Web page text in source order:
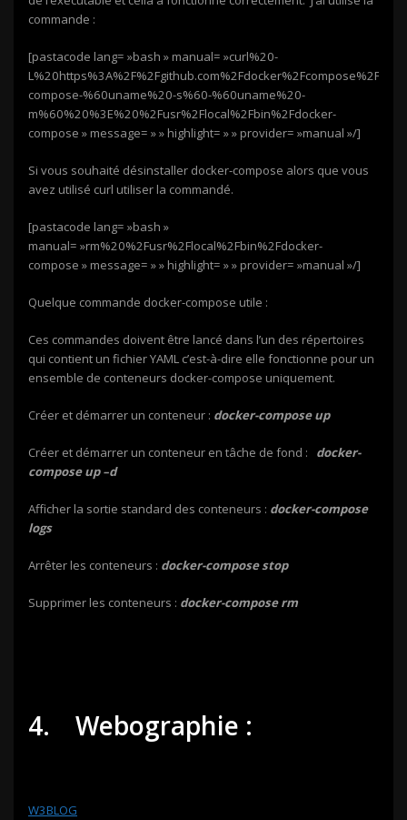
commande :
[pastacode lang= »bash » manual= »curl%20-
compose-%60uname%20-s%60-%60uname%20-
m%60%20%3E%20%2Fusr%2Flocal%2Fbin%2Fdocker-
compose » message= » » highlight= » » provider= »manual »/]
Si vous souhaité désinstaller docker-compose alors que vous
avez utilisé curl utiliser la commandé.
[pastacode lang= »bash »
manual= »rm%20%2Fusr%2Flocal%2Fbin%2Fdocker-
compose » message= » » highlight= » » provider= »manual »/]
Quelque commande docker-compose utile :
Ces commandes doivent être lancé dans l’un des répertoires
qui contient un fichier YAML c’est-à-dire elle fonctionne pour un
ensemble de conteneurs docker-compose uniquement.
Créer et démarrer un conteneur : docker-compose up
Créer et démarrer un conteneur en tâche de fond : docker-
compose up –d
Afficher la sortie standard des conteneurs : docker-compose
logs
Arrêter les conteneurs : docker-compose stop
Supprimer les conteneurs : docker-compose rm
4. Webographie :
W3BLOG